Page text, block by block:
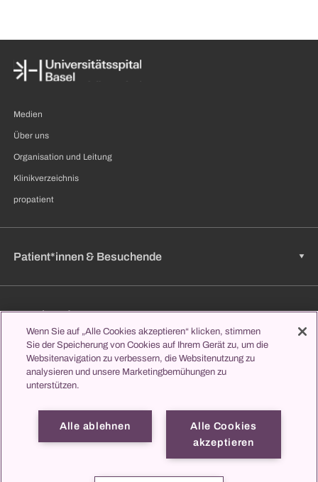
Medien
Über uns
Organisation und Leitung
Klinikverzeichnis
propatient
Patient*innen & Besuchende
Zuweisende
Jobs & Karriere
Lernen & Studieren
Impressum Datenschutz
Wenn Sie auf „Alle Cookies akzeptieren“ klicken, stimmen
Sie der Speicherung von Cookies auf Ihrem Gerät zu, um die
Websitenavigation zu verbessern, die Websitenutzung zu
analysieren und unsere Marketingbemühungen zu
unterstützen.
Alle Cookies
akzeptieren
Alle ablehnen